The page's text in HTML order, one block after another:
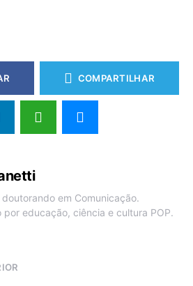
COMPARTILHAR
em Comunicação.
por educação, ciência e cultura POP.